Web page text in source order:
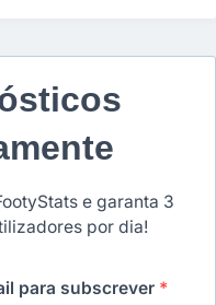
e garanta 3
por dia!
para subscrever *